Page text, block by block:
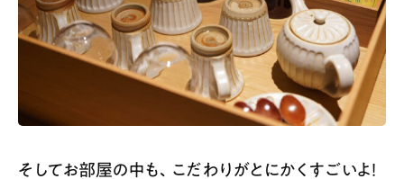
そしてお部屋の中も、こだわりがとにかくすごいよ！